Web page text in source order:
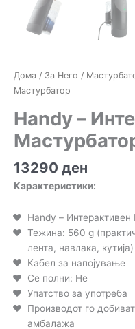
Дома / За Него /
Мастурбатор
Handy –
13290 ден
Карактеристики:
Handy –
Тежина: 560 g
лента, навлака, кутија)
Кабел за напојување
Се полни: Не
Упатство за употреба
Производот го
амбалажа